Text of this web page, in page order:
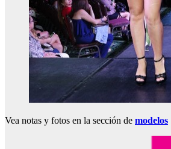
Vea notas y fotos en la sección de modelos